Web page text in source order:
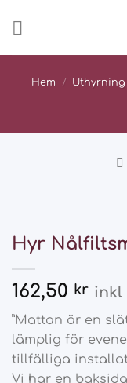
Hem / Uthyrning
Hyr
162,50 kr inkl
”Mattan är en
lämplig för
tillfälliga
Vi har en baksida